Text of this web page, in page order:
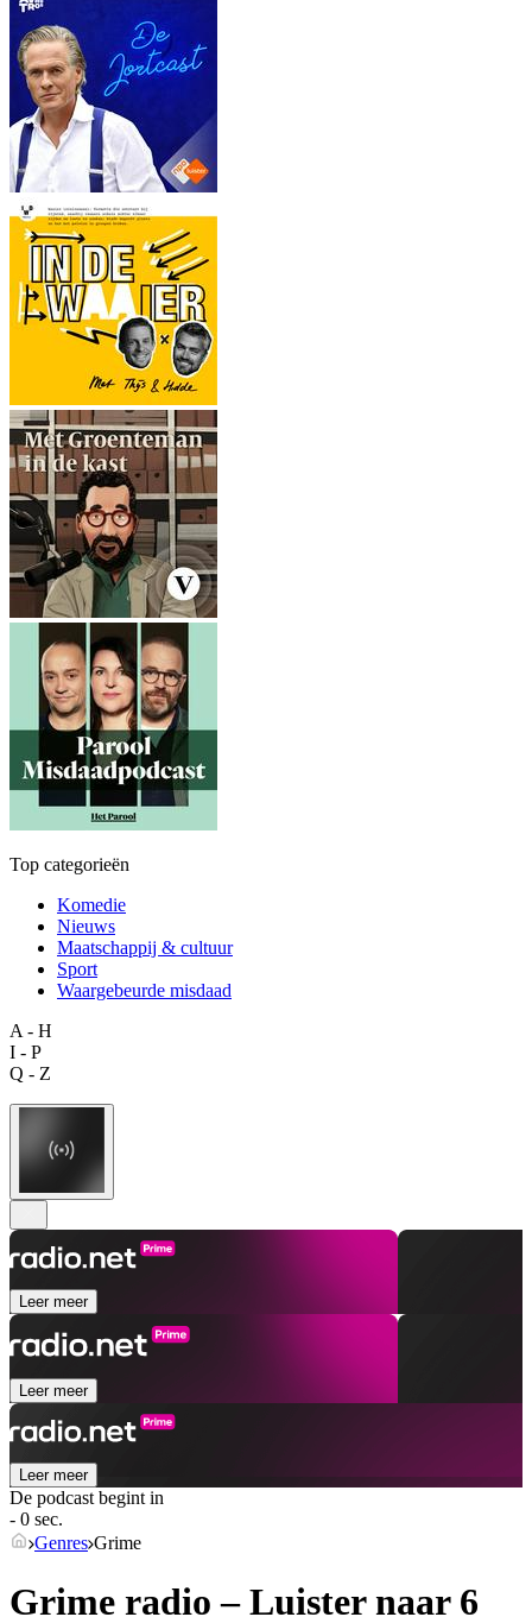
Top categorieën
Komedie
Nieuws
Maatschappij & cultuur
Sport
Waargebeurde misdaad
A - H
I - P
Q - Z
Leer meer
Leer meer
Leer meer
De podcast begint in
- 0 sec.
Genres Grime
Grime radio – Luister naar 6